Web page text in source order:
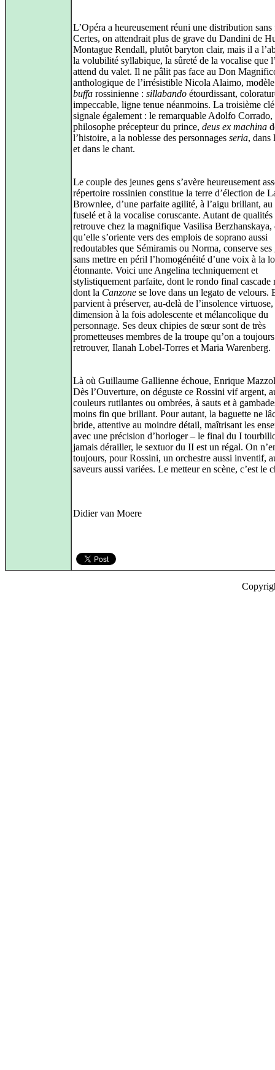
L’Opéra a heureusement réuni une distribution
Certes, on attendrait plus de grave du Dandini de
Montague Rendall, plutôt baryton clair, mais il a
la volubilité syllabique, la sûreté de la vocalise que
attend du valet. Il ne pâlit pas face au Don
anthologique de l’irrésistible Nicola Alaimo, modèle
buffa rossinienne : sillabando étourdissant,
impeccable, ligne tenue néanmoins. La troisième
signale également : le remarquable Adolfo Corrado,
philosophe précepteur du prince, deus ex machina
l’histoire, a la noblesse des personnages seria, dans
et dans le chant.
Le couple des jeunes gens s’avère heureusement
répertoire rossinien constitue la terre d’élection de
Brownlee, d’une parfaite agilité, à l’aigu brillant, au
fuselé et à la vocalise coruscante. Autant de qualités
retrouve chez la magnifique Vasilisa Berzhanskaya,
qu’elle s’oriente vers des emplois de soprano aussi
redoutables que Sémiramis ou Norma, conserve ses
sans mettre en péril l’homogénéité d’une voix à la
étonnante. Voici une Angelina techniquement et
stylistiquement parfaite, dont le rondo final cascade
dont la Canzone se love dans un legato de velours.
parvient à préserver, au‑delà de l’insolence
dimension à la fois adolescente et mélancolique du
personnage. Ses deux chipies de sœur sont de très
prometteuses membres de la troupe qu’on a
retrouver, Ilanah Lobel-Torres et Maria Warenberg.
Là où Guillaume Gallienne échoue, Enrique
Dès l’Ouverture, on déguste ce Rossini vif argent,
couleurs rutilantes ou ombrées, à sauts et à
moins fin que brillant. Pour autant, la baguette ne
bride, attentive au moindre détail, maîtrisant les
avec une précision d’horloger – le final du I
jamais dérailler, le sextuor du II est un régal. On
toujours, pour Rossini, un orchestre aussi inventif,
saveurs aussi variées. Le metteur en scène, c’est le
Didier van Moere